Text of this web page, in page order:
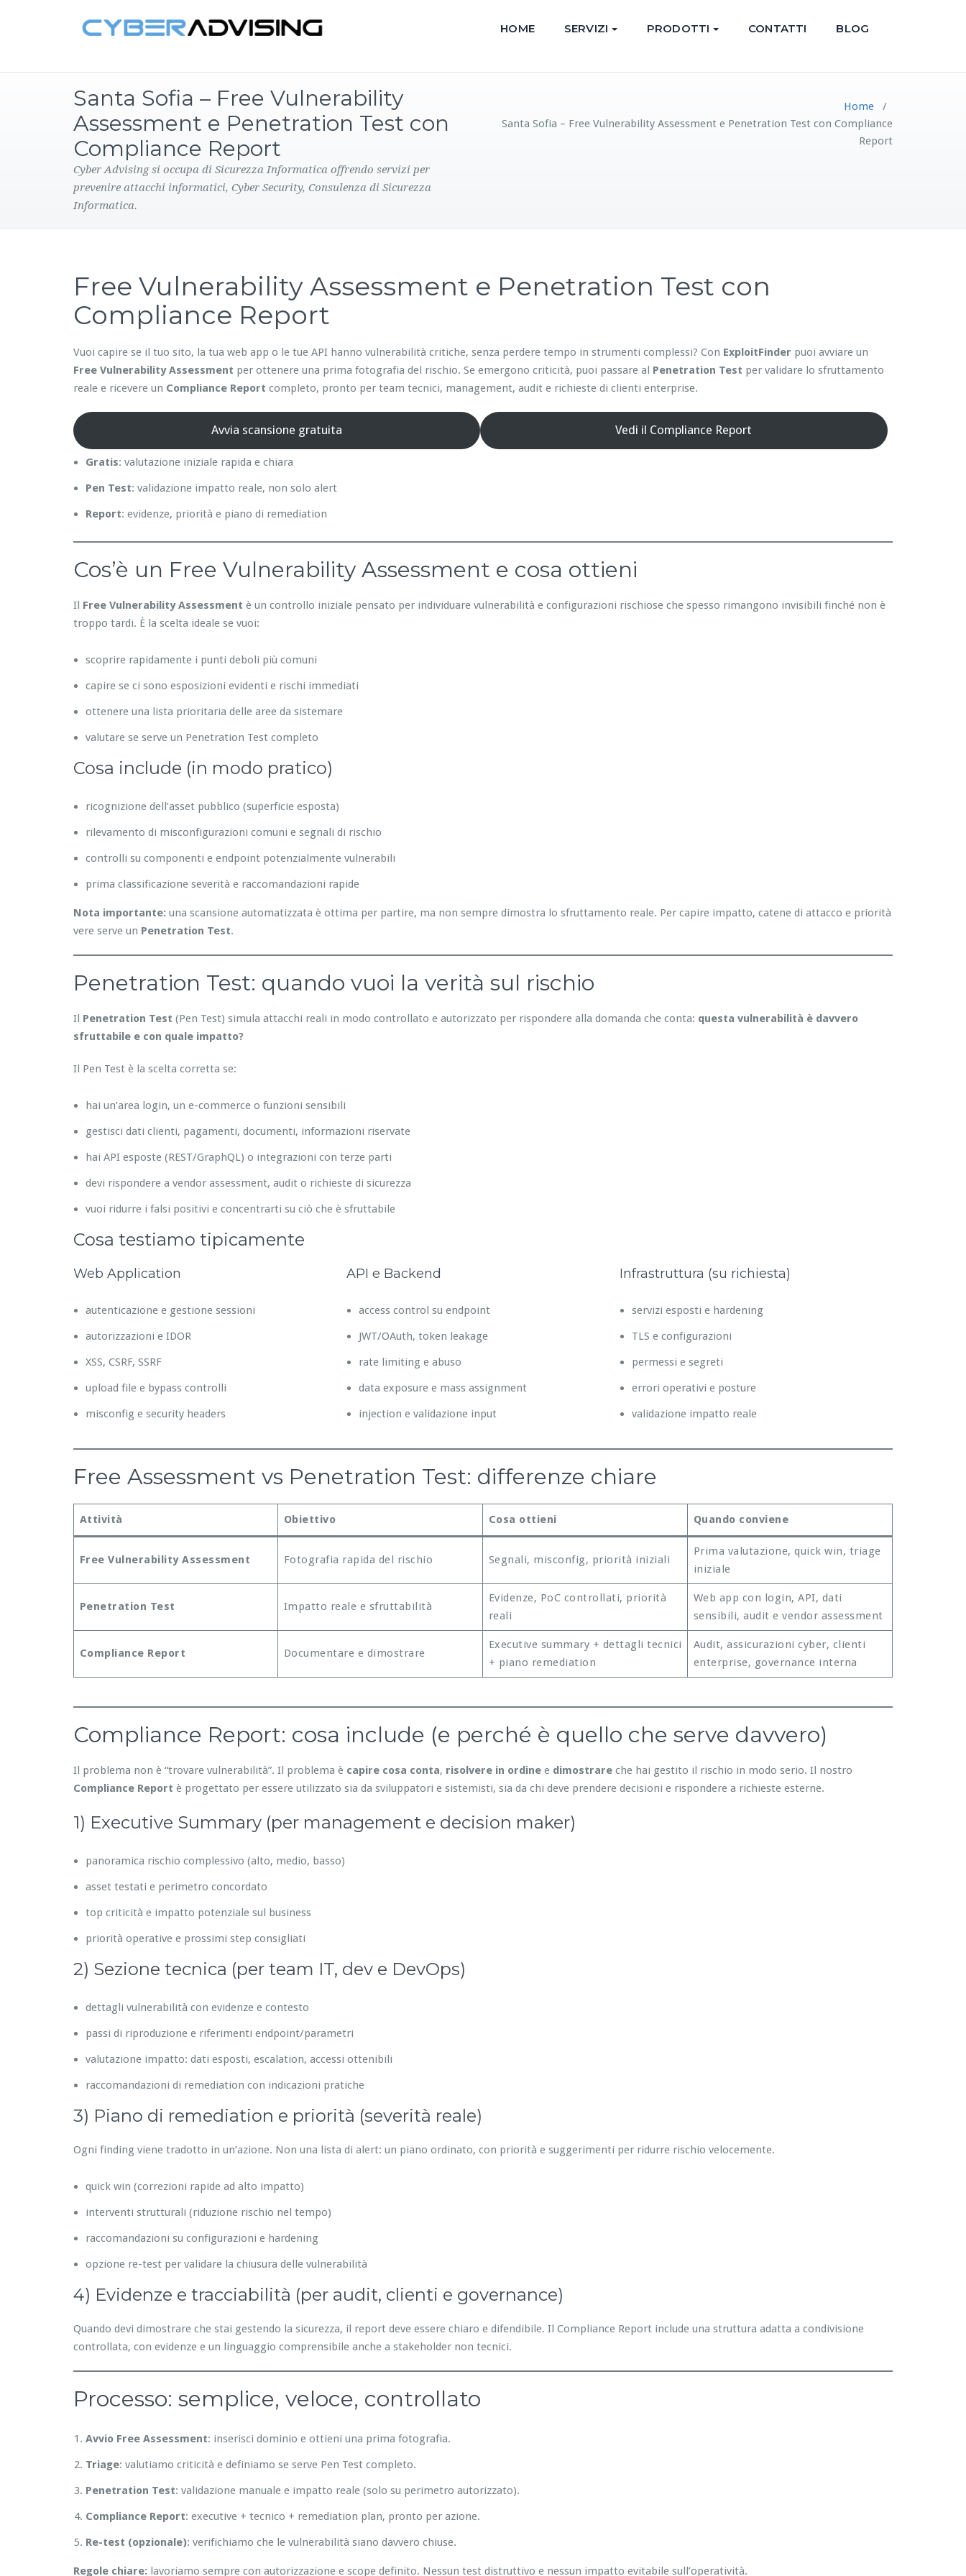
HOME SERVIZI PRODOTTI CONTATTI BLOG
Santa Sofia – Free Vulnerability
Assessment e Penetration Test con
Compliance Report
Cyber Advising si occupa di Sicurezza Informatica offrendo servizi per
prevenire attacchi informatici, Cyber Security, Consulenza di Sicurezza
Informatica.
Home /
Santa Sofia – Free Vulnerability Assessment e Penetration Test con Compliance
Report
Free Vulnerability Assessment e Penetration Test con
Compliance Report
Vuoi capire se il tuo sito, la tua web app o le tue API hanno vulnerabilità critiche, senza perdere tempo in strumenti complessi? Con ExploitFinder puoi avviare un
Free Vulnerability Assessment per ottenere una prima fotografia del rischio. Se emergono criticità, puoi passare al Penetration Test per validare lo sfruttamento
reale e ricevere un Compliance Report completo, pronto per team tecnici, management, audit e richieste di clienti enterprise.
Avvia scansione gratuita Vedi il Compliance Report
Gratis: valutazione iniziale rapida e chiara
Pen Test: validazione impatto reale, non solo alert
Report: evidenze, priorità e piano di remediation
Cos’è un Free Vulnerability Assessment e cosa ottieni
Il Free Vulnerability Assessment è un controllo iniziale pensato per individuare vulnerabilità e configurazioni rischiose che spesso rimangono invisibili finché non è
troppo tardi. È la scelta ideale se vuoi:
scoprire rapidamente i punti deboli più comuni
capire se ci sono esposizioni evidenti e rischi immediati
ottenere una lista prioritaria delle aree da sistemare
valutare se serve un Penetration Test completo
Cosa include (in modo pratico)
ricognizione dell’asset pubblico (superficie esposta)
rilevamento di misconfigurazioni comuni e segnali di rischio
controlli su componenti e endpoint potenzialmente vulnerabili
prima classificazione severità e raccomandazioni rapide
Nota importante: una scansione automatizzata è ottima per partire, ma non sempre dimostra lo sfruttamento reale. Per capire impatto, catene di attacco e priorità
vere serve un Penetration Test.
Penetration Test: quando vuoi la verità sul rischio
Il Penetration Test (Pen Test) simula attacchi reali in modo controllato e autorizzato per rispondere alla domanda che conta: questa vulnerabilità è davvero
sfruttabile e con quale impatto?
Il Pen Test è la scelta corretta se:
hai un’area login, un e-commerce o funzioni sensibili
gestisci dati clienti, pagamenti, documenti, informazioni riservate
hai API esposte (REST/GraphQL) o integrazioni con terze parti
devi rispondere a vendor assessment, audit o richieste di sicurezza
vuoi ridurre i falsi positivi e concentrarti su ciò che è sfruttabile
Cosa testiamo tipicamente
Web Application
autenticazione e gestione sessioni
autorizzazioni e IDOR
XSS, CSRF, SSRF
upload file e bypass controlli
misconfig e security headers
API e Backend
access control su endpoint
JWT/OAuth, token leakage
rate limiting e abuso
data exposure e mass assignment
injection e validazione input
Infrastruttura (su richiesta)
servizi esposti e hardening
TLS e configurazioni
permessi e segreti
errori operativi e posture
validazione impatto reale
Free Assessment vs Penetration Test: differenze chiare
Attività Obiettivo Cosa ottieni Quando conviene
Free Vulnerability Assessment Fotografia rapida del rischio Segnali, misconfig, priorità iniziali
Prima valutazione, quick win, triage
iniziale
Penetration Test Impatto reale e sfruttabilità
Evidenze, PoC controllati, priorità
reali
Web app con login, API, dati
sensibili, audit e vendor assessment
Compliance Report Documentare e dimostrare
Executive summary + dettagli tecnici
+ piano remediation
Audit, assicurazioni cyber, clienti
enterprise, governance interna
Compliance Report: cosa include (e perché è quello che serve davvero)
Il problema non è “trovare vulnerabilità”. Il problema è capire cosa conta, risolvere in ordine e dimostrare che hai gestito il rischio in modo serio. Il nostro
Compliance Report è progettato per essere utilizzato sia da sviluppatori e sistemisti, sia da chi deve prendere decisioni e rispondere a richieste esterne.
1) Executive Summary (per management e decision maker)
panoramica rischio complessivo (alto, medio, basso)
asset testati e perimetro concordato
top criticità e impatto potenziale sul business
priorità operative e prossimi step consigliati
2) Sezione tecnica (per team IT, dev e DevOps)
dettagli vulnerabilità con evidenze e contesto
passi di riproduzione e riferimenti endpoint/parametri
valutazione impatto: dati esposti, escalation, accessi ottenibili
raccomandazioni di remediation con indicazioni pratiche
3) Piano di remediation e priorità (severità reale)
Ogni finding viene tradotto in un’azione. Non una lista di alert: un piano ordinato, con priorità e suggerimenti per ridurre rischio velocemente.
quick win (correzioni rapide ad alto impatto)
interventi strutturali (riduzione rischio nel tempo)
raccomandazioni su configurazioni e hardening
opzione re-test per validare la chiusura delle vulnerabilità
4) Evidenze e tracciabilità (per audit, clienti e governance)
Quando devi dimostrare che stai gestendo la sicurezza, il report deve essere chiaro e difendibile. Il Compliance Report include una struttura adatta a condivisione
controllata, con evidenze e un linguaggio comprensibile anche a stakeholder non tecnici.
Processo: semplice, veloce, controllato
Avvio Free Assessment: inserisci dominio e ottieni una prima fotografia.
Triage: valutiamo criticità e definiamo se serve Pen Test completo.
Penetration Test: validazione manuale e impatto reale (solo su perimetro autorizzato).
Compliance Report: executive + tecnico + remediation plan, pronto per azione.
Re-test (opzionale): verifichiamo che le vulnerabilità siano davvero chiuse.
Regole chiare: lavoriamo sempre con autorizzazione e scope definito. Nessun test distruttivo e nessun impatto evitabile sull’operatività.